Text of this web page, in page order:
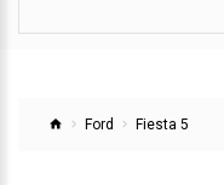
Ford Fiesta 5